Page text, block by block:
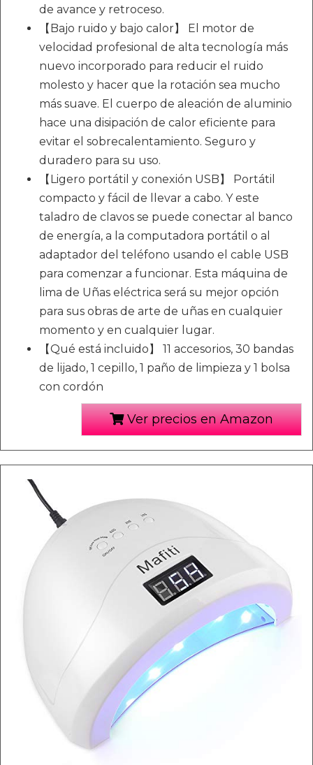
de avance y retroceso.
【Bajo ruido y bajo calor】 El motor de
velocidad profesional de alta tecnología más
nuevo incorporado para reducir el ruido
molesto y hacer que la rotación sea mucho
más suave. El cuerpo de aleación de aluminio
hace una disipación de calor eficiente para
evitar el sobrecalentamiento. Seguro y
duradero para su uso.
【Ligero portátil y conexión USB】 Portátil
compacto y fácil de llevar a cabo. Y este
taladro de clavos se puede conectar al banco
de energía, a la computadora portátil o al
adaptador del teléfono usando el cable USB
para comenzar a funcionar. Esta máquina de
lima de Uñas eléctrica será su mejor opción
para sus obras de arte de uñas en cualquier
momento y en cualquier lugar.
【Qué está incluido】 11 accesorios, 30 bandas
de lijado, 1 cepillo, 1 paño de limpieza y 1 bolsa
con cordón
Ver precios en Amazon